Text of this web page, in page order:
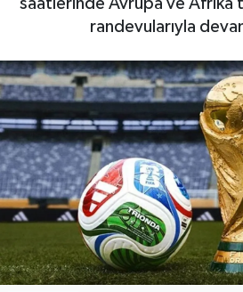
randevularıyla